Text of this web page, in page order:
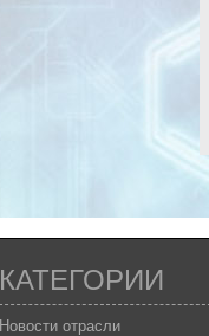
КАТЕГОРИИ
Новости отрасли